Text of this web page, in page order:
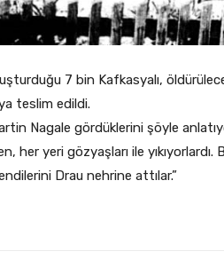
7 bin Kafkasyalı,
teslim edildi.
Nagale gördüklerini şöyle
her yeri gözyaşları ile yıkıyorlardı.
Drau nehrine attılar.”